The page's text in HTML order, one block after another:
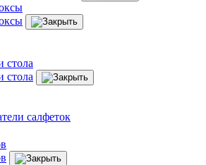
стола
стола
салфеток